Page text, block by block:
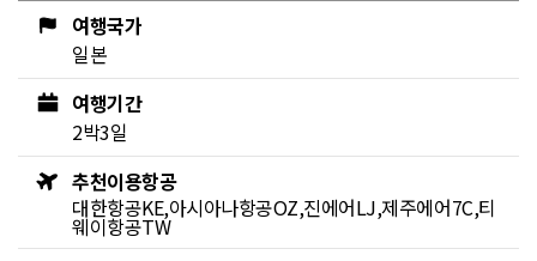
여행국가
일본
여행기간
2박3일
추천이용항공
대한항공KE,아시아나항공OZ,진에어LJ,제주에어7C,티
웨이항공TW